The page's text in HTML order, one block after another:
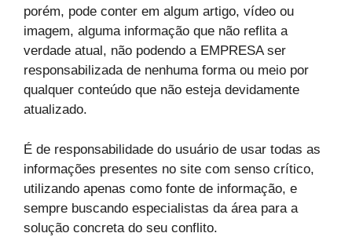
porém, pode conter em algum artigo, vídeo ou
imagem, alguma informação que não reflita a
verdade atual, não podendo a EMPRESA ser
responsabilizada de nenhuma forma ou meio por
qualquer conteúdo que não esteja devidamente
atualizado.
É de responsabilidade do usuário de usar todas as
informações presentes no site com senso crítico,
utilizando apenas como fonte de informação, e
sempre buscando especialistas da área para a
solução concreta do seu conflito.